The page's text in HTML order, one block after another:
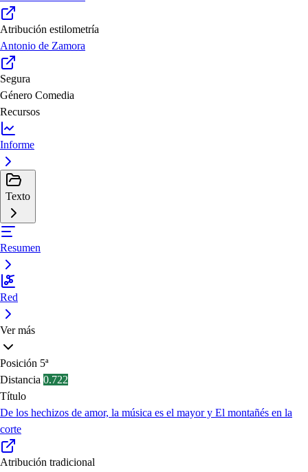
Atribución estilometría
Antonio de Zamora
Segura
Género Comedia
Recursos
Informe
Texto
Resumen
Red
Ver más
Posición 5ª
Distancia 0.722
Título
De los hechizos de amor, la música es el mayor y El montañés en la
corte
Atribución tradicional